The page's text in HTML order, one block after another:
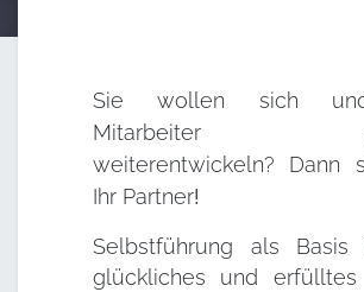
Sie wollen sich
Mitarbeiter
weiterentwickeln? Dann
Ihr Partner!
Selbstführung als
glückliches und erfülltes